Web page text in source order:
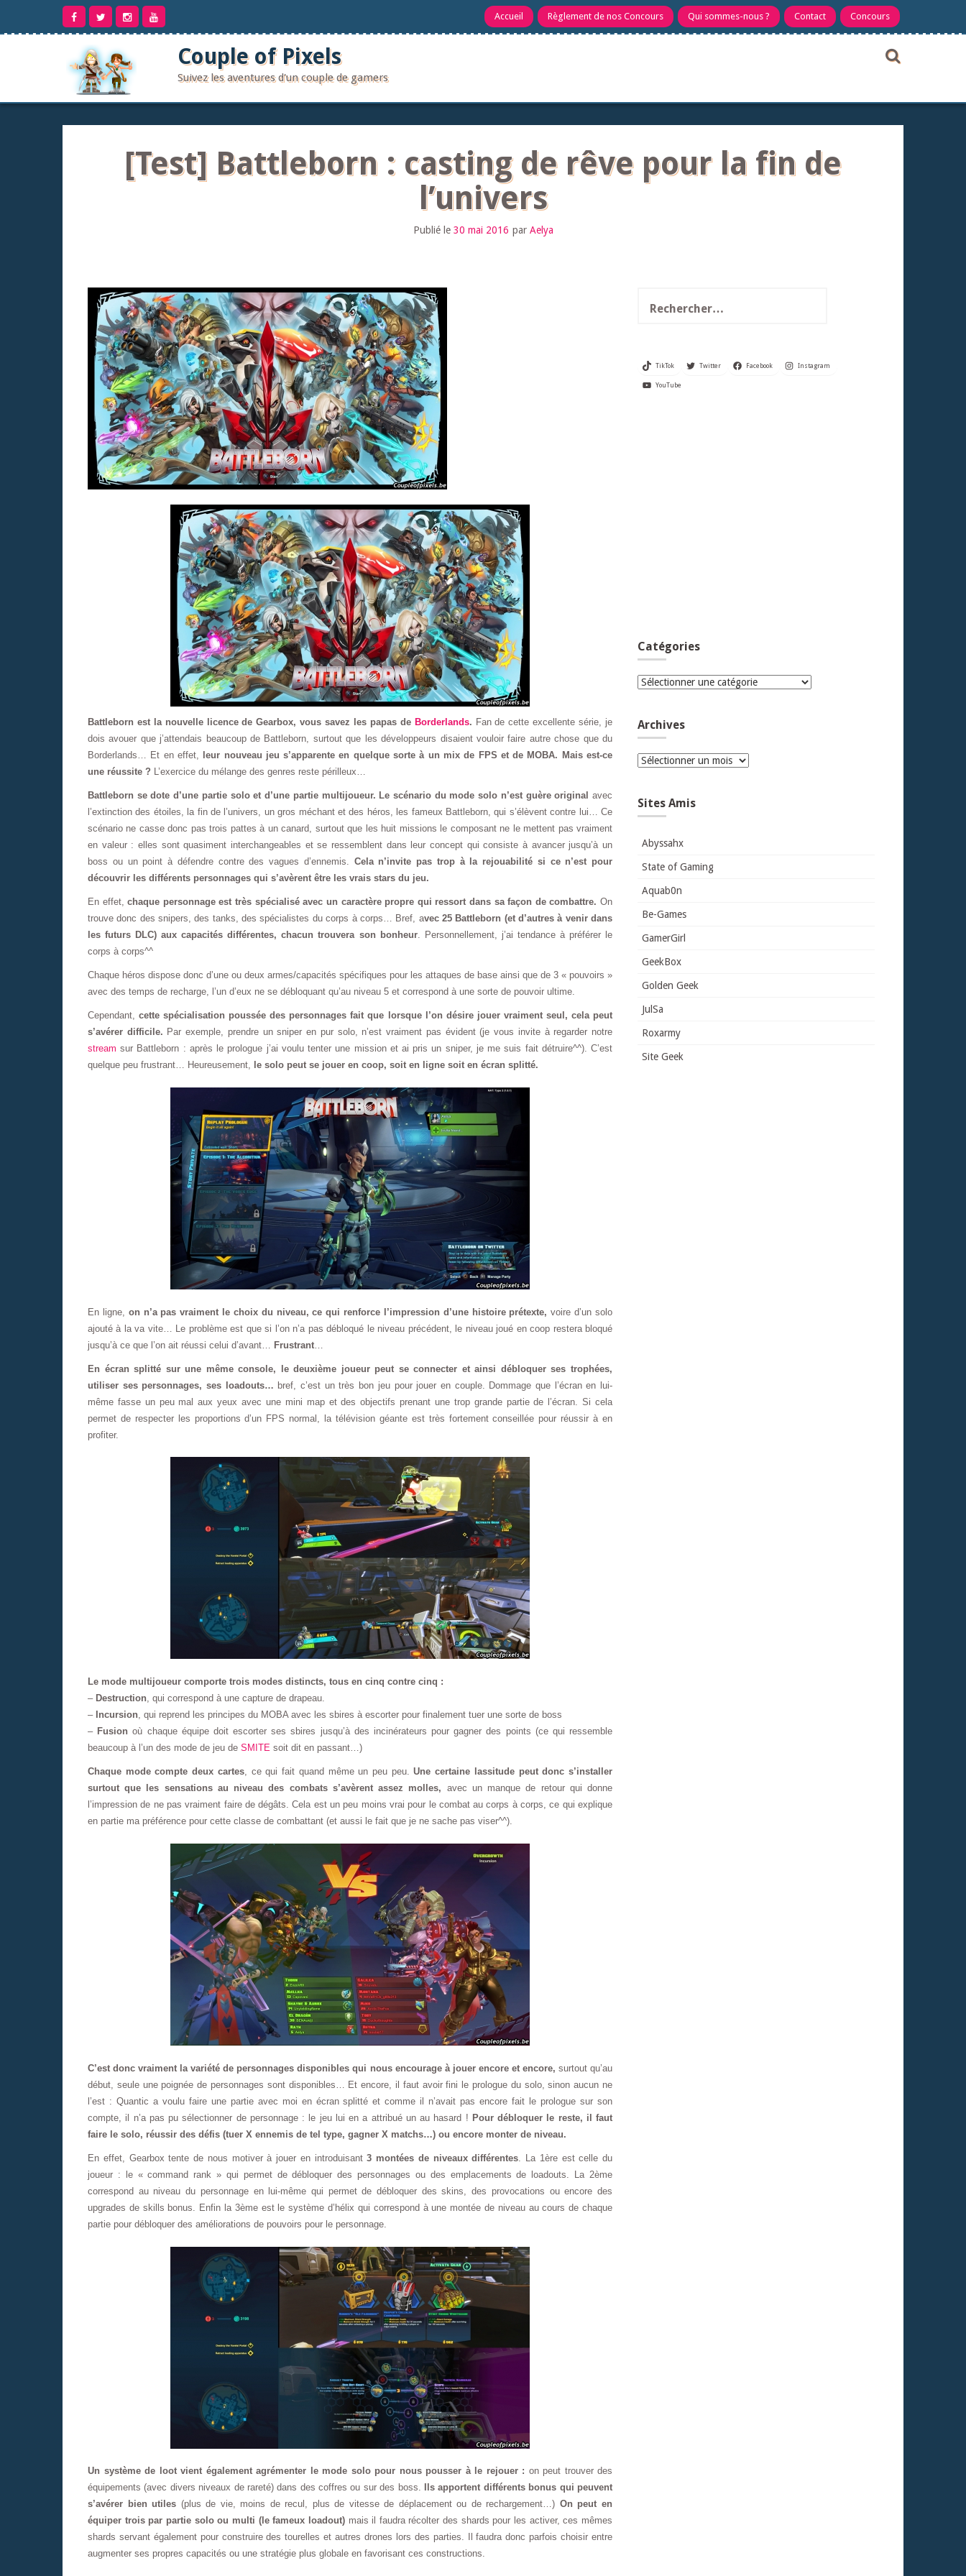
contenu
Accueil Règlement de nos Concours Qui sommes-nous ? Contact Concours
Couple of Pixels
Suivez les aventures d'un couple de gamers
[Test] Battleborn : casting de rêve pour la fin de
l’univers
Publié le 30 mai 2016 par Aelya
Battleborn est la nouvelle licence de Gearbox, vous savez les papas de Borderlands. Fan de cette excellente série, je
dois avouer que j’attendais beaucoup de Battleborn, surtout que les développeurs disaient vouloir faire autre chose que du
Borderlands… Et en effet,
leur nouveau jeu s’apparente en quelque sorte à un mix de FPS et de MOBA. Mais est-ce
une réussite ? L’exercice du mélange des genres reste périlleux…
Battleborn se dote d’une partie solo et d’une partie multijoueur. Le scénario du mode solo n’est guère original avec
l’extinction des étoiles, la fin de l’univers, un gros méchant et des héros, les fameux Battleborn, qui s’élèvent contre lui… Ce
scénario ne casse donc pas trois pattes à un canard, surtout que les huit missions le composant ne le mettent pas vraiment
en valeur : elles sont quasiment interchangeables et se ressemblent dans leur concept qui consiste à avancer jusqu’à un
boss ou un point à défendre contre des vagues d’ennemis. Cela n’invite pas trop à la rejouabilité si ce n’est pour
découvrir les différents personnages qui s’avèrent être les vrais stars du jeu.
En effet,chaque personnage est très spécialisé avec un caractère propre qui ressort dans sa façon de combattre. On
trouve donc des snipers, des tanks, des spécialistes du corps à corps… Bref, avec 25 Battleborn (et d’autres à venir dans
les futurs DLC) aux capacités différentes, chacun trouvera son bonheur. Personnellement, j’ai tendance à préférer le
corps à corps^^
Chaque héros dispose donc d’une ou deux armes/capacités spécifiques pour les attaques de base ainsi que de 3 « pouvoirs »
avec des temps de recharge, l’un d’eux ne se débloquant qu’au niveau 5 et correspond à une sorte de pouvoir ultime.
Cependant,cette spécialisation poussée des personnages fait que lorsque l’on désire jouer vraiment seul, cela peut
s’avérer difficile. Par exemple, prendre un sniper en pur solo, n’est vraiment pas évident (je vous invite à regarder notre
streamsur Battleborn : après le prologue j’ai voulu tenter une mission et ai pris un sniper, je me suis fait détruire^^). C’est
quelque peu frustrant… Heureusement, le solo peut se jouer en coop, soit en ligne soit en écran splitté.
En ligne, on n’a pas vraiment le choix du niveau, ce qui renforce l’impression d’une histoire prétexte, voire d’un solo
ajouté à la va vite… Le problème est que si l’on n’a pas débloqué le niveau précédent, le niveau joué en coop restera bloqué
jusqu’à ce que l’on ait réussi celui d’avant… Frustrant
En écran splitté sur une même console, le deuxième joueur peut se connecter et ainsi débloquer ses trophées,
utiliser ses personnages, ses loadouts… bref, c’est un très bon jeu pour jouer en couple. Dommage que l’écran en lui-
même fasse un peu mal aux yeux avec une mini map et des objectifs prenant une trop grande partie de l’écran. Si cela
permet de respecter les proportions d’un FPS normal, la télévision géante est très fortement conseillée pour réussir à en
profiter.
Le mode multijoueur comporte trois modes distincts, tous en cinq contre cinq :
– Destruction, qui correspond à une capture de drapeau.
– Incursion, qui reprend les principes du MOBA avec les sbires à escorter pour finalement tuer une sorte de boss
– Fusion où chaque équipe doit escorter ses sbires jusqu’à des incinérateurs pour gagner des points (ce qui ressemble
beaucoup à l’un des mode de jeu de SMITE soit dit en passant…)
Chaque mode compte deux cartes, ce qui fait quand même un peu peu.Une certaine lassitude peut donc s’installer
surtout que les sensations au niveau des combats s’avèrent assez molles, avec un manque de retour qui donne
l’impression de ne pas vraiment faire de dégâts. Cela est un peu moins vrai pour le combat au corps à corps, ce qui explique
en partie ma préférence pour cette classe de combattant (et aussi le fait que je ne sache pas viser^^).
C’est donc vraiment la variété de personnages disponibles qui nous encourage à jouer encore et encore, surtout qu’au
début, seule une poignée de personnages sont disponibles… Et encore, il faut avoir fini le prologue du solo, sinon aucun ne
l’est : Quantic a voulu faire une partie avec moi en écran splitté et comme il n’avait pas encore fait le prologue sur son
compte, il n’a pas pu sélectionner de personnage : le jeu lui en a attribué un au hasard ! Pour débloquer le reste, il faut
faire le solo, réussir des défis (tuer X ennemis de tel type, gagner X matchs…) ou encore monter de niveau.
En effet, Gearbox tente de nous motiver à jouer en introduisant3 montées de niveaux différentes . La 1ère est celle du
joueur : le « command rank » qui permet de débloquer des personnages ou des emplacements de loadouts. La 2ème
correspond au niveau du personnage en lui-même qui permet de débloquer des skins, des provocations ou encore des
upgrades de skills bonus. Enfin la 3ème est le système d’hélix qui correspond à une montée de niveau au cours de chaque
partie pour débloquer des améliorations de pouvoirs pour le personnage.
Un système de loot vient également agrémenter le mode solo pour nous pousser à le rejouer : on peut trouver des
équipements (avec divers niveaux de rareté) dans des coffres ou sur des boss.
Ils apportent différents bonus qui peuvent
s’avérer bien utiles (plus de vie, moins de recul, plus de vitesse de déplacement ou de rechargement…) On peut en
équiper trois par partie solo ou multi (le fameux loadout)mais il faudra récolter des shards pour les activer, ces mêmes
shards servant également pour construire des tourelles et autres drones lors des parties. Il faudra donc parfois choisir entre
augmenter ses propres capacités ou une stratégie plus globale en favorisant ces constructions.
TikTok Twitter Facebook Instagram
YouTube
Catégories
Catégories
Archives
Archives
Sites Amis
Abyssahx
State of Gaming
Aquab0n
Be-Games
GamerGirl
GeekBox
Golden Geek
JulSa
Roxarmy
Site Geek